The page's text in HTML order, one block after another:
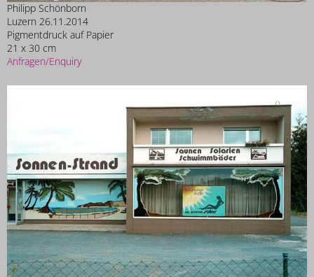
Philipp Schönborn
Luzern 26.11.2014
Pigmentdruck auf Papier
21 x 30 cm
Anfragen/Enquiry